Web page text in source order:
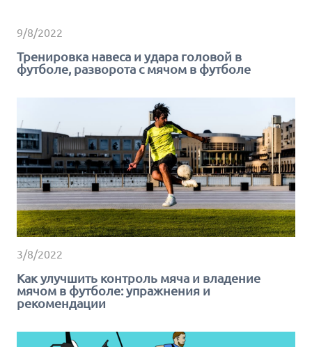
9/8/2022
Тренировка навеса и удара головой в
футболе, разворота с мячом в футболе
3/8/2022
Как улучшить контроль мяча и владение
мячом в футболе: упражнения и
рекомендации